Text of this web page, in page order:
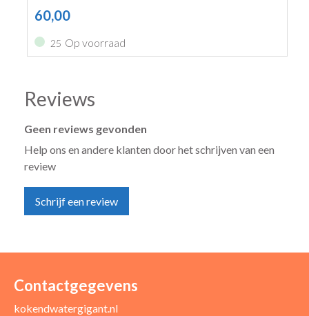
60,00
25 Op voorraad
Reviews
Geen reviews gevonden
Help ons en andere klanten door het schrijven van een
review
Schrijf een review
Uw naam *
Contactgegevens
kokendwatergigant.nl